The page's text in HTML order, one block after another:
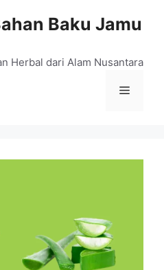
Baku Jamu
Herbal dari Alam Nusantara
Menu